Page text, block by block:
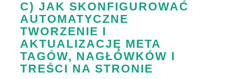
C) JAK SKONFIGUROWAĆ
AUTOMATYCZNE
TWORZENIE I
AKTUALIZACJĘ META
TAGÓW, NAGŁÓWKÓW I
TREŚCI NA STRONIE